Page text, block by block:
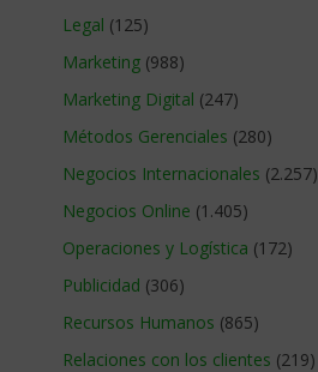
Legal (125)
Marketing (988)
Marketing Digital (247)
Métodos Gerenciales (280)
Negocios Internacionales (2.257)
Negocios Online (1.405)
Operaciones y Logística (172)
Publicidad (306)
Recursos Humanos (865)
Relaciones con los clientes (219)